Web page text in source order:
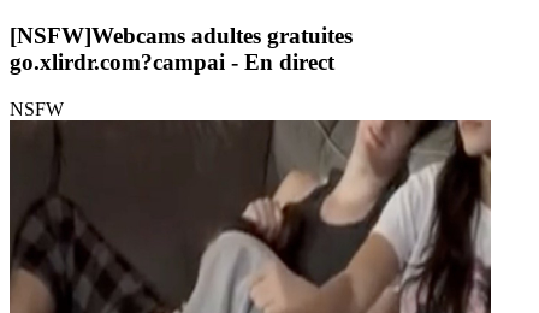
[NSFW]Webcams adultes gratuites
go.xlirdr.com?campai - En direct
NSFW